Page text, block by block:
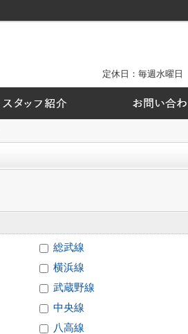
定休日：毎週水曜
総武線
横浜線
武蔵野線
中央線
八高線